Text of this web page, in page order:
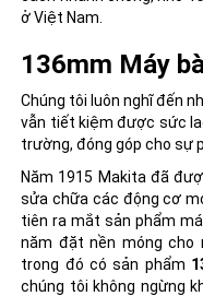
ở Việt Nam.
136mm Máy
Chúng tôi luôn nghĩ đến
vẫn tiết kiệm được sức
trường, đóng góp cho sự
Năm 1915 Makita đã
sửa chữa các động cơ
tiên ra mắt sản phẩm
năm đặt nền móng cho
trong đó có sản phẩm
chúng tôi không ngừng